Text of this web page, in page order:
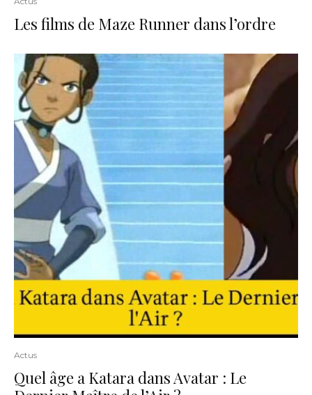
Les films de Maze Runner dans l’ordre
Actus
Quel âge a Katara dans Avatar : Le